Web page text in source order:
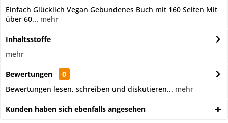
Einfach Glücklich Vegan Gebundenes Buch mit 160 Seiten Mit
über 60... mehr
Inhaltsstoffe
mehr
Bewertungen
0
Bewertungen lesen, schreiben und diskutieren... mehr
Kunden haben sich ebenfalls angesehen